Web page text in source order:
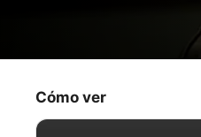
¡Historia!
Comedia
Cómo ver